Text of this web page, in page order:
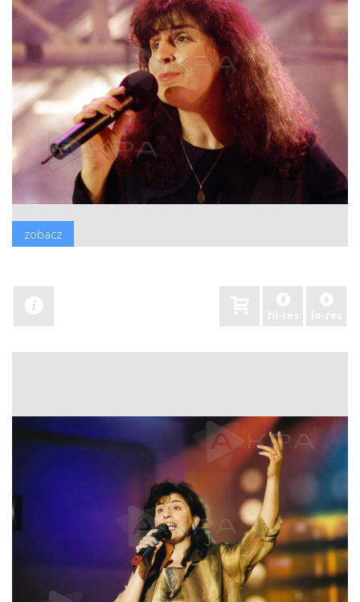
zobacz
hi-res lo-res